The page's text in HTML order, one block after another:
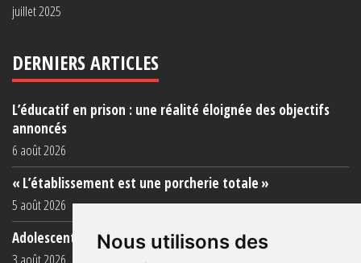
Nous utilisons des
juillet 2025
DERNIERS ARTICLES
L’éducatif en prison : une réalité éloignée des objectifs
annoncés
6 août 2026
« L’établissement est une porcherie totale »
5 août 2026
Adolescent·es incarcéré·es : une faillite collective